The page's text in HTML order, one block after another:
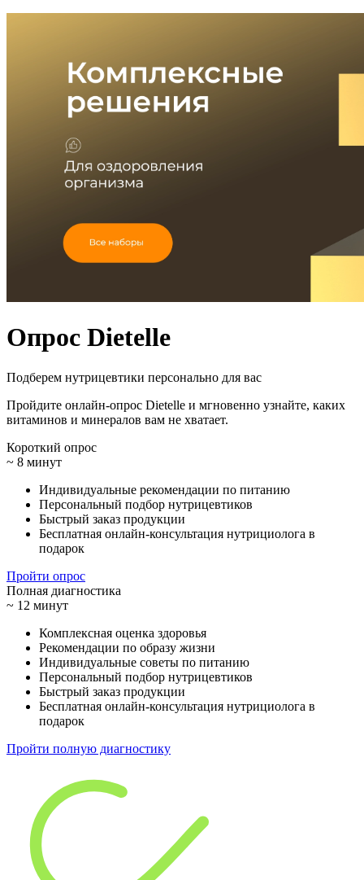
Опрос Dietelle
Подберем нутрицевтики персонально для вас
Пройдите онлайн-опрос Dietelle и мгновенно узнайте, каких
витаминов и минералов вам не хватает.
Короткий опрос
~ 8 минут
Индивидуальные рекомендации по питанию
Персональный подбор нутрицевтиков
Быстрый заказ продукции
Бесплатная онлайн-консультация нутрициолога в
подарок
Пройти опрос
Полная диагностика
~ 12 минут
Комплексная оценка здоровья
Рекомендации по образу жизни
Индивидуальные советы по питанию
Персональный подбор нутрицевтиков
Быстрый заказ продукции
Бесплатная онлайн-консультация нутрициолога в
подарок
Пройти полную диагностику